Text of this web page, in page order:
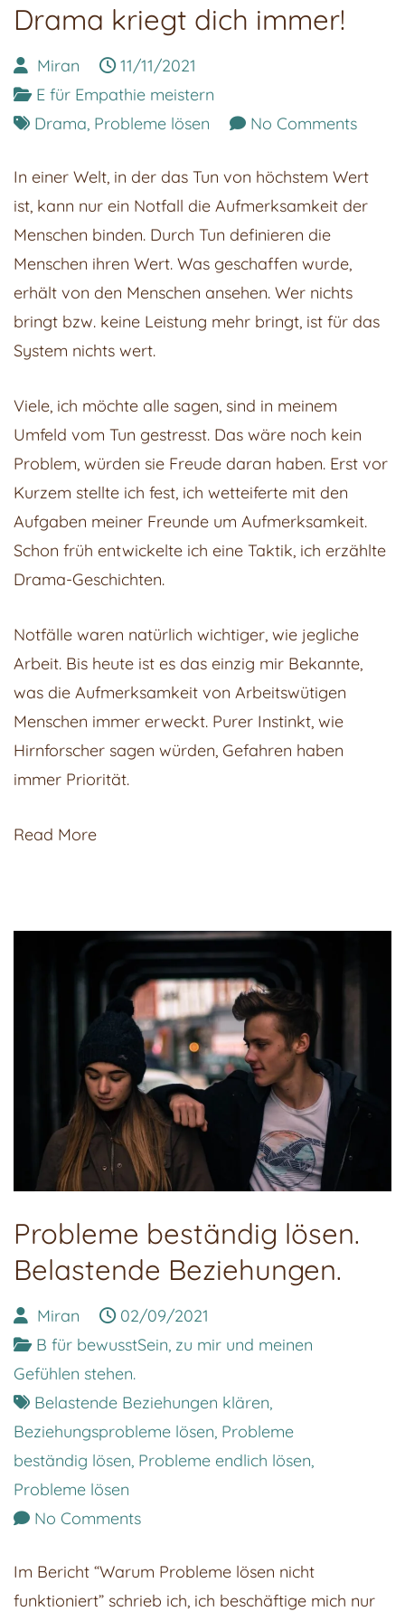
Drama kriegt dich immer!
Miran
11/11/2021
E für Empathie meistern
Drama, Probleme lösen No Commentson
kriegt
dich
In einer Welt, in der das Tun von höchstem Wert
ist, kann nur ein Notfall die Aufmerksamkeit der
Menschen binden. Durch Tun definieren die
Menschen ihren Wert. Was geschaffen wurde,
erhält von den Menschen ansehen. Wer nichts
bringt bzw. keine Leistung mehr bringt, ist für das
System nichts wert.
Viele, ich möchte alle sagen, sind in meinem
Umfeld vom Tun gestresst. Das wäre noch kein
Problem, würden sie Freude daran haben. Erst vor
Kurzem stellte ich fest, ich wetteiferte mit den
Aufgaben meiner Freunde um Aufmerksamkeit.
Schon früh entwickelte ich eine Taktik, ich erzählte
Drama-Geschichten.
Notfälle waren natürlich wichtiger, wie jegliche
Arbeit. Bis heute ist es das einzig mir Bekannte,
was die Aufmerksamkeit von Arbeitswütigen
Menschen immer erweckt. Purer Instinkt, wie
Hirnforscher sagen würden, Gefahren haben
immer Priorität.
Read More
Probleme beständig lösen.
Belastende Beziehungen.
Miran
02/09/2021
B für bewusstSein, zu mir und meinen
Gefühlen stehen.
Belastende Beziehungen klären,
Beziehungsprobleme lösen, Probleme
beständig lösen, Probleme endlich lösen,
Probleme lösen
No Commentson
beständig
lösen.
Im Bericht “Warum Probleme lösen nicht
funktioniert” schrieb ich, ich beschäftige mich nur